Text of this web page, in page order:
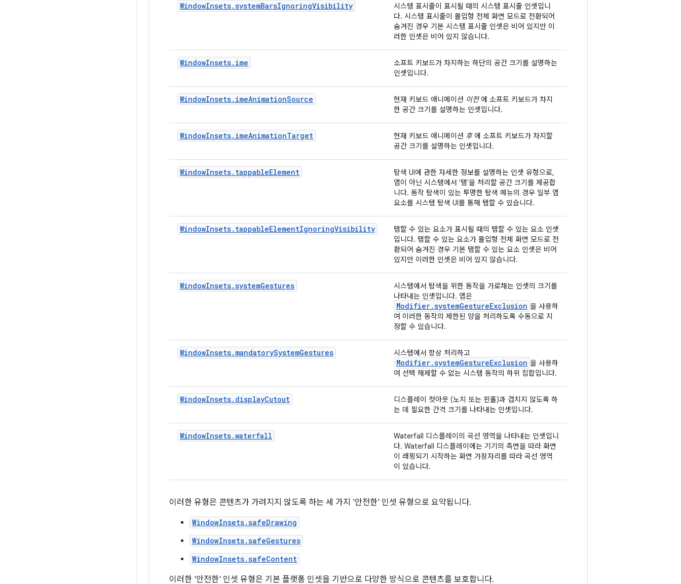
WindowInsets.systemBarsIgnoringVisibility
시스템 표시줄이 표시될 때의 시스템 표시줄 인셋입니
다. 시스템 표시줄이 몰입형 전체 화면 모드로 전환되어
숨겨진 경우 기본 시스템 표시줄 인셋은 비어 있지만 이
러한 인셋은 비어 있지 않습니다.
WindowInsets.ime
소프트 키보드가 차지하는 하단의 공간 크기를 설명하는
인셋입니다.
WindowInsets.imeAnimationSource 현재 키보드 애니메이션 이전에 소프트 키보드가 차지
한 공간 크기를 설명하는 인셋입니다.
WindowInsets.imeAnimationTarget 현재 키보드 애니메이션 후에 소프트 키보드가 차지할
공간 크기를 설명하는 인셋입니다.
WindowInsets.tappableElement
탐색 UI에 관한 자세한 정보를 설명하는 인셋 유형으로,
앱이 아닌 시스템에서 '탭'을 처리할 공간 크기를 제공합
니다. 동작 탐색이 있는 투명한 탐색 메뉴의 경우 일부 앱
요소를 시스템 탐색 UI를 통해 탭할 수 있습니다.
WindowInsets.tappableElementIgnoringVisibility
탭할 수 있는 요소가 표시될 때의 탭할 수 있는 요소 인셋
입니다. 탭할 수 있는 요소가 몰입형 전체 화면 모드로 전
환되어 숨겨진 경우 기본 탭할 수 있는 요소 인셋은 비어
있지만 이러한 인셋은 비어 있지 않습니다.
WindowInsets.systemGestures
시스템에서 탐색을 위한 동작을 가로채는 인셋의 크기를
나타내는 인셋입니다. 앱은
Modifier.systemGestureExclusion 을 사용하
여 이러한 동작의 제한된 양을 처리하도록 수동으로 지
정할 수 있습니다.
WindowInsets.mandatorySystemGestures 시스템에서 항상 처리하고
Modifier.systemGestureExclusion 을 사용하
여 선택 해제할 수 없는 시스템 동작의 하위 집합입니다.
WindowInsets.displayCutout
디스플레이 컷아웃 (노치 또는 핀홀)과 겹치지 않도록 하
는 데 필요한 간격 크기를 나타내는 인셋입니다.
WindowInsets.waterfall
Waterfall 디스플레이의 곡선 영역을 나타내는 인셋입니
다. Waterfall 디스플레이에는 기기의 측면을 따라 화면
이 래핑되기 시작하는 화면 가장자리를 따라 곡선 영역
이 있습니다.
이러한 유형은 콘텐츠가 가려지지 않도록 하는 세 가지 '안전한' 인셋 유형으로 요약됩니다.
WindowInsets.safeDrawing
WindowInsets.safeGestures
WindowInsets.safeContent
이러한 '안전한' 인셋 유형은 기본 플랫폼 인셋을 기반으로 다양한 방식으로 콘텐츠를 보호합니다.